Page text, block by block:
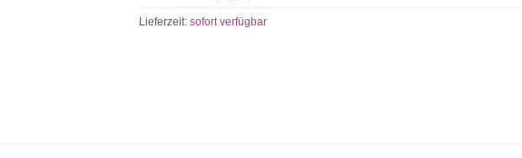
Lieferzeit:sofort verfügbar